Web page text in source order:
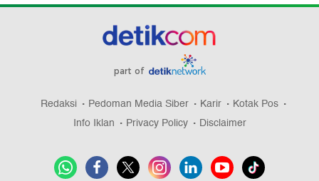
part of
Redaksi Pedoman Media Siber Karir
Kotak Pos
Info Iklan
Privacy Policy Disclaimer